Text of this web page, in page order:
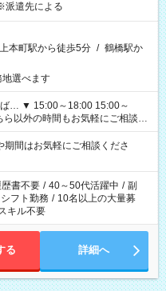
派遣先による
本町駅から徒歩5分 / 鶴橋駅か
選べます
間はお気軽にご相談くださ
歴書不要 / 40～50代活躍中 / 副
シフト勤務 / 10名以上の大量募
キル不要
る 詳細へ